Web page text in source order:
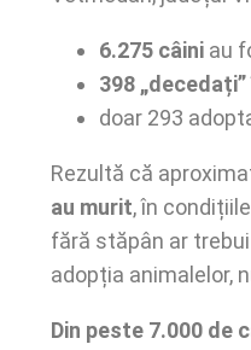
6.275 câini au
398 „decedați”
doar 293
Rezultă că
au murit, în
fără stăpân ar
adopția animalelor,
Din peste 7.000 de